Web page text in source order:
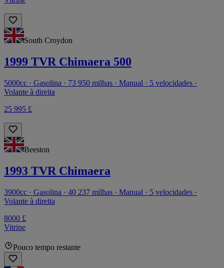
South Croydon
1999 TVR Chimaera 500
5000cc · Gasolina · 73 950 milhas · Manual · 5 velocidades ·
Volante à direita
25 995 £
Beeston
1993 TVR Chimaera
3900cc · Gasolina · 40 237 milhas · Manual · 5 velocidades ·
Volante à direita
8000 £
Vitrine
Pouco tempo restante